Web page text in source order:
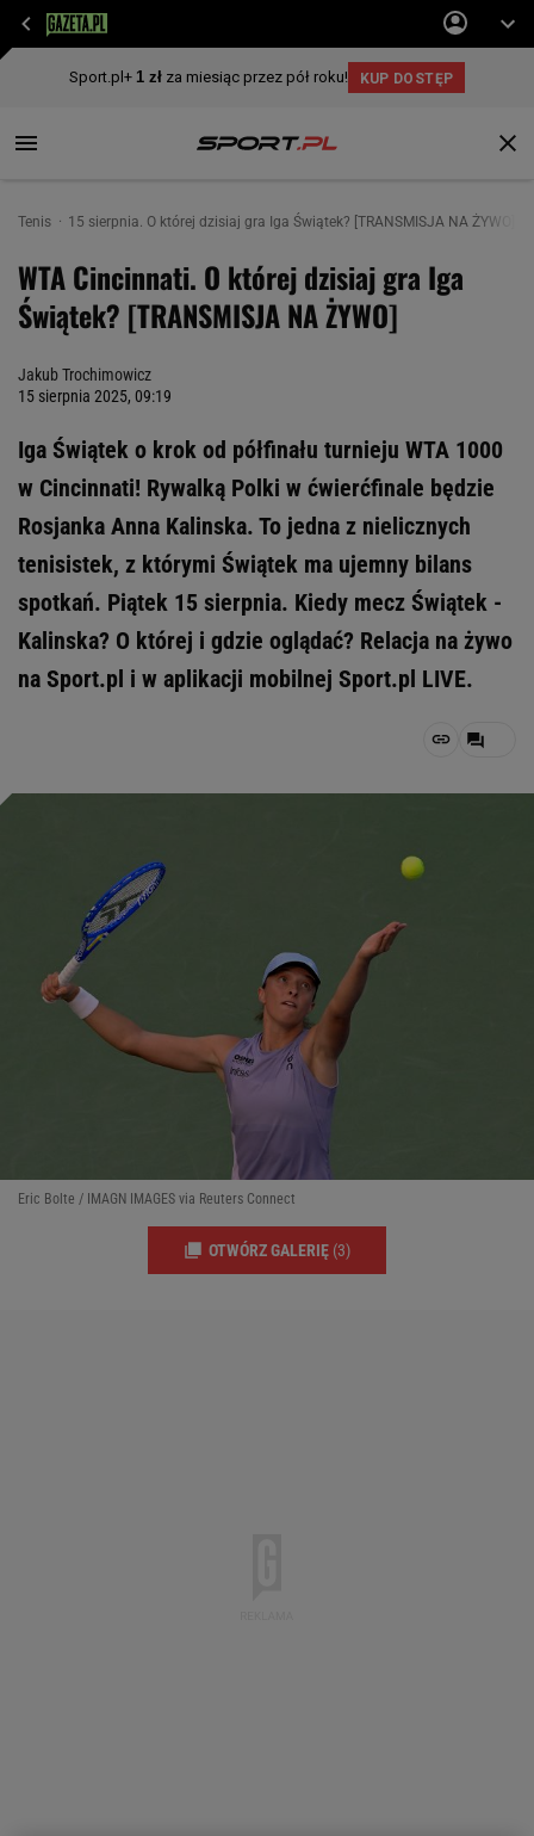
Tenis 15 sierpnia. O której dzisiaj gra Iga Świątek? [TRANSMISJA NA ŻYWO]
WTA Cincinnati. O której dzisiaj gra Iga
Świątek? [TRANSMISJA NA ŻYWO]
Jakub Trochimowicz
15 sierpnia 2025, 09:19
Iga Świątek o krok od półfinału turnieju WTA 1000
w Cincinnati! Rywalką Polki w ćwierćfinale będzie
Rosjanka Anna Kalinska. To jedna z nielicznych
tenisistek, z którymi Świątek ma ujemny bilans
spotkań. Piątek 15 sierpnia. Kiedy mecz Świątek -
Kalinska? O której i gdzie oglądać? Relacja na żywo
na Sport.pl i w aplikacji mobilnej Sport.pl LIVE.
Eric Bolte / IMAGN IMAGES via Reuters Connect
OTWÓRZ GALERIĘ (3)